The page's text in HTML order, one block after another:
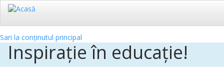
Sari la conținutul principal
Inspirație în educație!